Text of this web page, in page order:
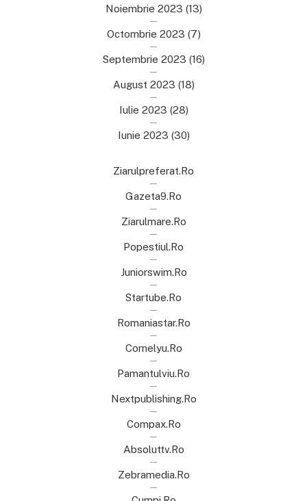
Noiembrie 2023 (13)
Octombrie 2023 (7)
Septembrie 2023 (16)
August 2023 (18)
Iulie 2023 (28)
Iunie 2023 (30)
Ziarulpreferat.ro
Gazeta9.ro
Ziarulmare.ro
Popestiul.ro
Juniorswim.ro
Startube.ro
Romaniastar.ro
Cornelyu.ro
Pamantulviu.ro
Nextpublishing.ro
Compax.ro
Absoluttv.ro
Zebramedia.ro